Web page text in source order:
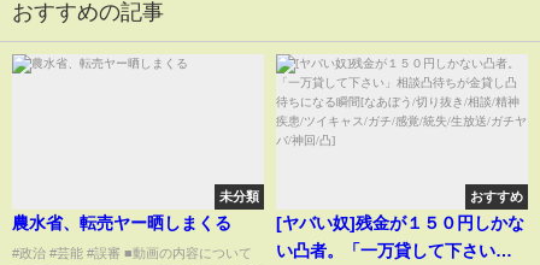
おすすめの記事
未分類
農水省、転売ヤー晒しまくる
#政治 #芸能 #誤審 ■動画の内容について
おすすめ
[ヤバい奴]残金が１５０円しかな
い凸者。「一万貸して下さい」